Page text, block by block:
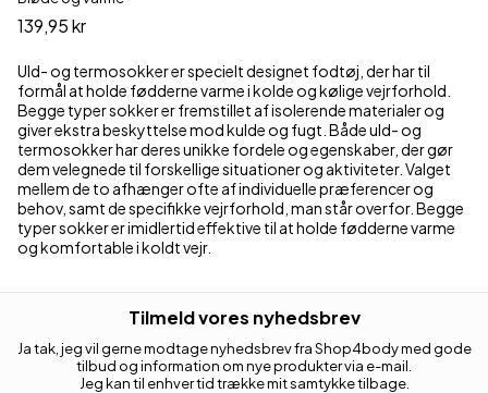
139,95 kr
Uld- og termosokker er specielt designet fodtøj, der har til
formål at holde fødderne varme i kolde og kølige vejrforhold.
Begge typer sokker er fremstillet af isolerende materialer og
giver ekstra beskyttelse mod kulde og fugt. Både uld- og
termosokker har deres unikke fordele og egenskaber, der gør
dem velegnede til forskellige situationer og aktiviteter. Valget
mellem de to afhænger ofte af individuelle præferencer og
behov, samt de specifikke vejrforhold, man står overfor. Begge
typer sokker er imidlertid effektive til at holde fødderne varme
og komfortable i koldt vejr.
Tilmeld vores nyhedsbrev
Ja tak, jeg vil gerne modtage nyhedsbrev fra Shop4body med gode
tilbud og information om nye produkter via e-mail.
Jeg kan til enhver tid trække mit samtykke tilbage.